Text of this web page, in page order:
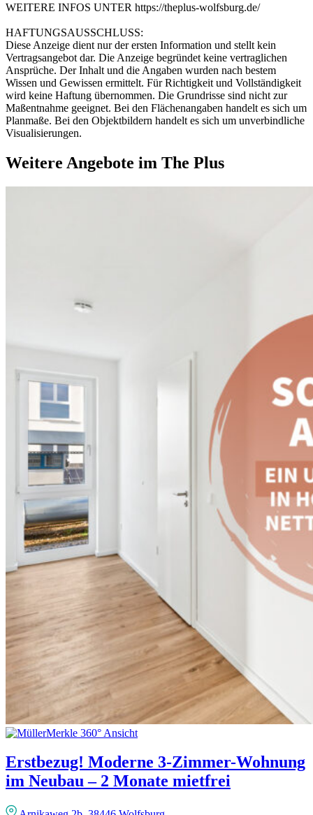
WEITERE INFOS UNTER https://theplus-wolfsburg.de/
HAFTUNGSAUSSCHLUSS:
Diese Anzeige dient nur der ersten Information und stellt kein
Vertragsangebot dar. Die Anzeige begründet keine vertraglichen
Ansprüche. Der Inhalt und die Angaben wurden nach bestem
Wissen und Gewissen ermittelt. Für Richtigkeit und Vollständigkeit
wird keine Haftung übernommen. Die Grundrisse sind nicht zur
Maßentnahme geeignet. Bei den Flächenangaben handelt es sich um
Planmaße. Bei den Objektbildern handelt es sich um unverbindliche
Visualisierungen.
Weitere Angebote im The Plus
Erstbezug! Moderne 3-Zimmer-Wohnung
im Neubau – 2 Monate mietfrei